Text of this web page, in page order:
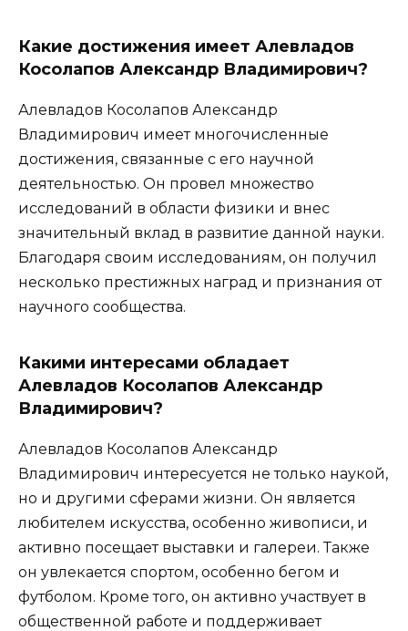
Какие достижения имеет Алевладов
Косолапов Александр Владимирович?
Алевладов Косолапов Александр
Владимирович имеет многочисленные
достижения, связанные с его научной
деятельностью. Он провел множество
исследований в области физики и внес
значительный вклад в развитие данной науки.
Благодаря своим исследованиям, он получил
несколько престижных наград и признания от
научного сообщества.
Какими интересами обладает
Алевладов Косолапов Александр
Владимирович?
Алевладов Косолапов Александр
Владимирович интересуется не только наукой,
но и другими сферами жизни. Он является
любителем искусства, особенно живописи, и
активно посещает выставки и галереи. Также
он увлекается спортом, особенно бегом и
футболом. Кроме того, он активно участвует в
общественной работе и поддерживает